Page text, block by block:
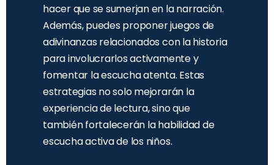
hacer que se sumerjan en la narración.
Además, puedes proponer juegos de
adivinanzas relacionados con la historia
para involucrarlos activamente y
fomentar la escucha atenta. Estas
estrategias no solo mejorarán la
experiencia de lectura, sino que
también fortalecerán la habilidad de
escucha activa de los niños.